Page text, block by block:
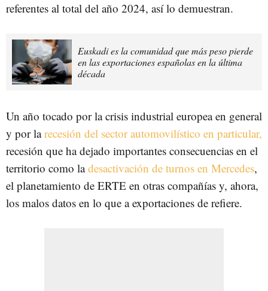
referentes al total del año 2024, así lo demuestran.
Euskadi es la comunidad que más peso pierde
en las exportaciones españolas en la última
década
Un año tocado por la crisis industrial europea en general
y por larecesión del sector automovilístico en particular,
recesión que ha dejado importantes consecuencias en el
territorio como ladesactivación de turnos en Mercedes,
el planetamiento de ERTE en otras compañías y, ahora,
los malos datos en lo que a exportaciones de refiere.